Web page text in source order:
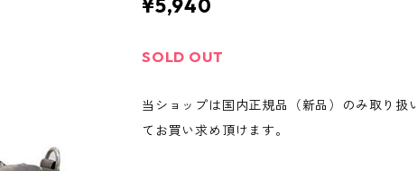
¥5,940
SOLD OUT
当ショップは国内正規品（新品）のみ取り扱
てお買い求め頂けます。